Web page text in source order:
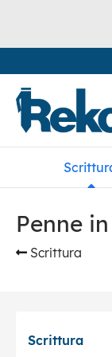
Penne
Scrittura
Scrittura